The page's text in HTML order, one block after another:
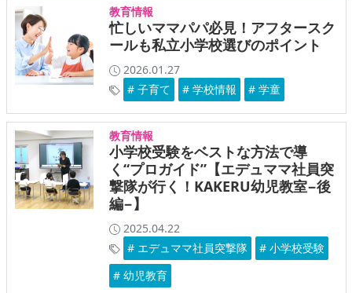
教育情報
忙しいママパパ必見！アフタースク
ールも私立小学校選びのポイント
2026.01.27
# 子育て
# 学校情報 # 学童
教育情報
小学校受験をベストな方法で導
く“プロガイド”【エデュママ社員突
撃隊が行く！KAKERU幼児教室−後
編−】
2025.04.22
# エデュママ社員突撃隊
# 小学校受験
# 幼児教育